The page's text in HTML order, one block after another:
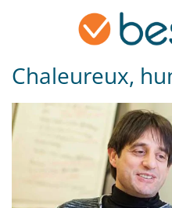
Chaleureux,